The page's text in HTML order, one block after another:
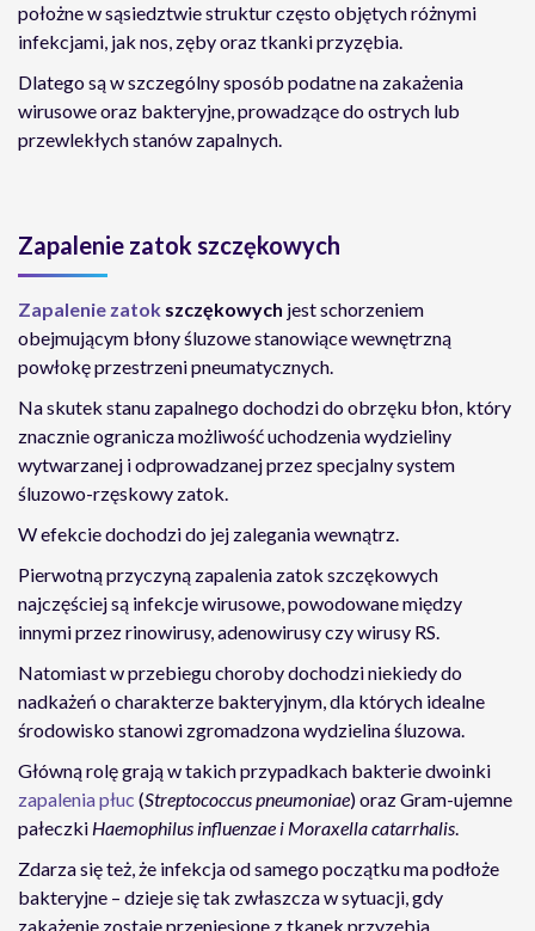
położne w sąsiedztwie struktur często objętych różnymi
infekcjami, jak nos, zęby oraz tkanki przyzębia.
Dlatego są w szczególny sposób podatne na zakażenia
wirusowe oraz bakteryjne, prowadzące do ostrych lub
przewlekłych stanów zapalnych.
Zapalenie zatok szczękowych
Zapalenie zatok szczękowych jest schorzeniem
obejmującym błony śluzowe stanowiące wewnętrzną
powłokę przestrzeni pneumatycznych.
Na skutek stanu zapalnego dochodzi do obrzęku błon, który
znacznie ogranicza możliwość uchodzenia wydzieliny
wytwarzanej i odprowadzanej przez specjalny system
śluzowo-rzęskowy zatok.
W efekcie dochodzi do jej zalegania wewnątrz.
Pierwotną przyczyną zapalenia zatok szczękowych
najczęściej są infekcje wirusowe, powodowane między
innymi przez rinowirusy, adenowirusy czy wirusy RS.
Natomiast w przebiegu choroby dochodzi niekiedy do
nadkażeń o charakterze bakteryjnym, dla których idealne
środowisko stanowi zgromadzona wydzielina śluzowa.
Główną rolę grają w takich przypadkach bakterie dwoinki
zapalenia płuc (Streptococcus pneumoniae) oraz Gram-ujemne
pałeczki Haemophilus influenzae i Moraxella catarrhalis.
Zdarza się też, że infekcja od samego początku ma podłoże
bakteryjne – dzieje się tak zwłaszcza w sytuacji, gdy
zakażenie zostaje przeniesione z tkanek przyzębia.